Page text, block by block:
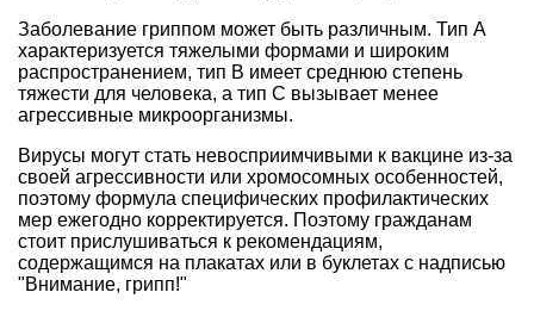
Заболевание гриппом может быть различным. Тип А
характеризуется тяжелыми формами и широким
распространением, тип В имеет среднюю степень
тяжести для человека, а тип С вызывает менее
агрессивные микроорганизмы.
Вирусы могут стать невосприимчивыми к вакцине из-за
своей агрессивности или хромосомных особенностей,
поэтому формула специфических профилактических
мер ежегодно корректируется. Поэтому гражданам
стоит прислушиваться к рекомендациям,
содержащимся на плакатах или в буклетах с надписью
"Внимание, грипп!"